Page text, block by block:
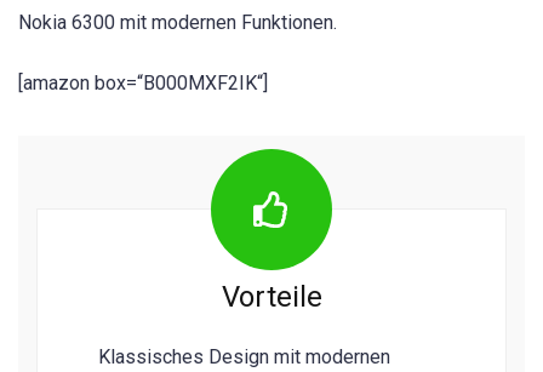
Nokia 6300 mit modernen Funktionen.
[amazon box=“B000MXF2IK“]
Vorteile
Klassisches Design mit modernen